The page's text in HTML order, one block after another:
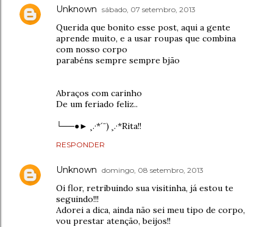
Unknown sábado, 07 setembro, 2013
Querida que bonito esse post, aqui a gente
aprende muito, e a usar roupas que combina
com nosso corpo
parabéns sempre sempre bjão
Abraços com carinho
De um feriado feliz..
└──●► ¸.·*´¨) ¸.·*Rita!!
RESPONDER
Unknown domingo, 08 setembro, 2013
Oi flor, retribuindo sua visitinha, já estou te
seguindo!!!
Adorei a dica, ainda não sei meu tipo de corpo,
vou prestar atenção, beijos!!